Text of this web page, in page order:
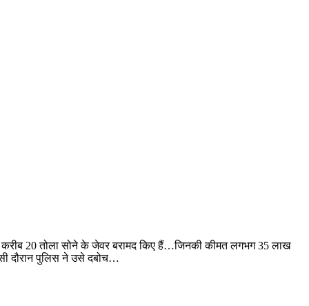
करीब 20 तोला सोने के जेवर बरामद किए हैं…जिनकी कीमत लगभग 35 लाख
दौरान पुलिस ने उसे दबोच…